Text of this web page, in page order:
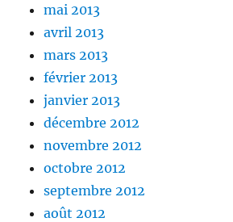
mai 2013
avril 2013
mars 2013
février 2013
janvier 2013
décembre 2012
novembre 2012
octobre 2012
septembre 2012
août 2012